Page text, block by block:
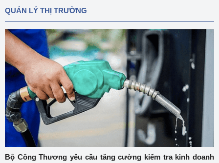
QUẢN LÝ THỊ TRƯỜNG
Bộ Công Thương yêu cầu tăng cường kiểm tra kinh doanh